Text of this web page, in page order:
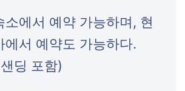
소에서 예약 가능하며, 현
에서 예약도 가능하다.
딩 포함)